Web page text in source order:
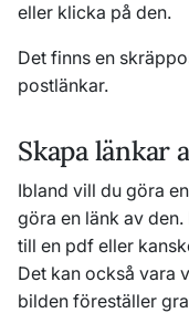
eller klicka på den.
Det finns en
postlänkar.
Skapa länkar
Ibland vill du göra
göra en länk av
till en pdf eller
Det kan också vara
bilden föreställer